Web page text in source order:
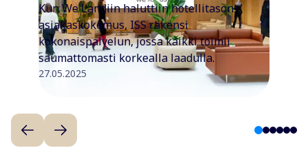
Kun We Landiin haluttiin hotellitason
asiakaskokemus, ISS rakensi
kokonaispalvelun, jossa kaikki toimii
saumattomasti korkealla laadulla.
27.05.2025
123456